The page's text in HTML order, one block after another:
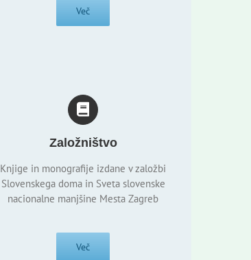
Več
Založništvo
Knjige in monografije izdane v založbi
Slovenskega doma in Sveta slovenske
nacionalne manjšine Mesta Zagreb
Več